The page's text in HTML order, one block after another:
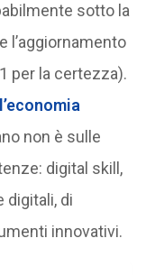
sotto la
l’aggiornamento
per la certezza).
non è sulle
digital skill,
digitali, di
innovativi.